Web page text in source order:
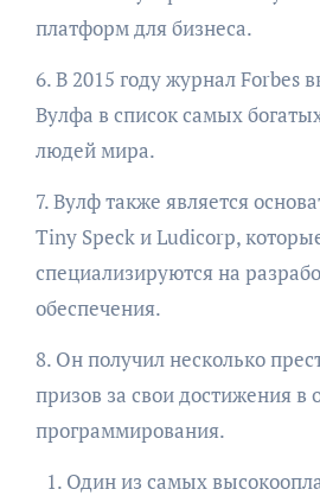
платформ для бизнеса.
6. В 2015 году журнал Forbes
Вулфа в список самых
людей мира.
7. Вулф также является
Tiny Speck и Ludicorp,
специализируются на
обеспечения.
8. Он получил несколько
призов за свои достижения в
программирования.
Один из самых